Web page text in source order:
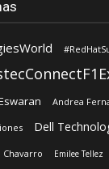
Andrea
Dell
Chavarro Emilee Tellez